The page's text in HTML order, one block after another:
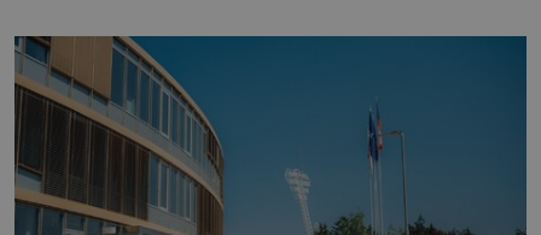
času tráví na zemi, kde sbírá zbytky semínek Jeho
domovinou je prakticky celá Austrálie s výjimkou
pobřežní oblasti.